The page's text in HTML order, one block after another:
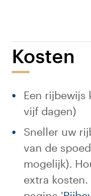
Kosten
Een rijbewijs
vijf dagen)
Sneller uw
van de
mogelijk).
extra